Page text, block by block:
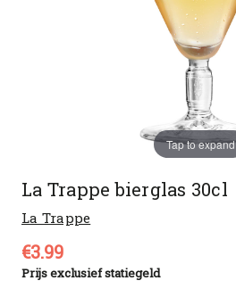
Tap to expand
La Trappe bierglas 30cl
La Trappe
€3.99
Prijs exclusief statiegeld